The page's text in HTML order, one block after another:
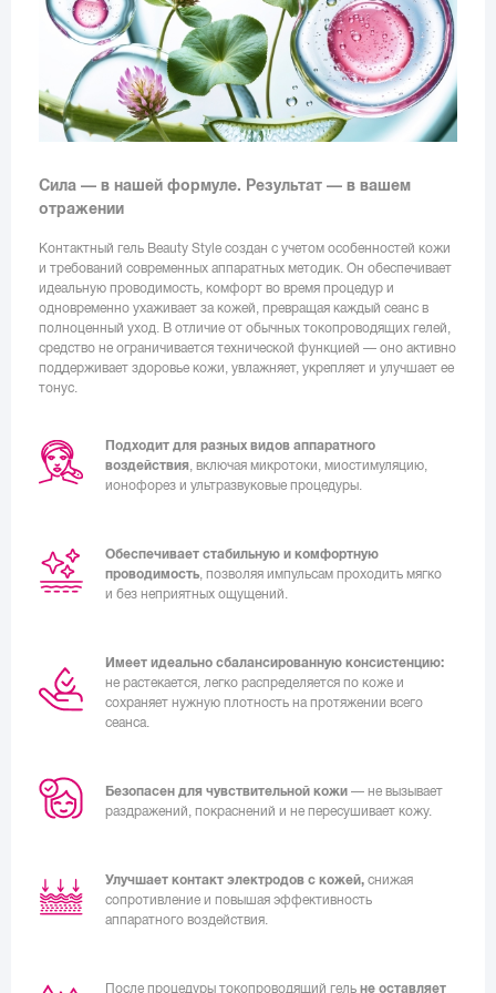
Сила — в нашей формуле. Результат — в вашем
отражении
Контактный гель Beauty Style создан с учетом особенностей кожи
и требований современных аппаратных методик. Он обеспечивает
идеальную проводимость, комфорт во время процедур и
одновременно ухаживает за кожей, превращая каждый сеанс в
полноценный уход. В отличие от обычных токопроводящих гелей,
средство не ограничивается технической функцией — оно активно
поддерживает здоровье кожи, увлажняет, укрепляет и улучшает ее
тонус.
Подходит для разных видов аппаратного
воздействия, включая микротоки, миостимуляцию,
ионофорез и ультразвуковые процедуры.
Обеспечивает стабильную и комфортную
проводимость, позволяя импульсам проходить мягко
и без неприятных ощущений.
Имеет идеально сбалансированную консистенцию:
не растекается, легко распределяется по коже и
сохраняет нужную плотность на протяжении всего
сеанса.
Безопасен для чувствительной кожи — не вызывает
раздражений, покраснений и не пересушивает кожу.
Улучшает контакт электродов с кожей, снижая
сопротивление и повышая эффективность
аппаратного воздействия.
После процедуры токопроводящий гель не оставляет